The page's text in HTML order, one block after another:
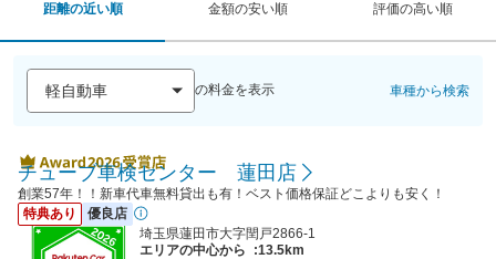
距離の近い順 金額の安い順 評価の高い順
の料金を表示 車種から検索
チューブ車検センター 蓮田店
創業57年！！新車代車無料貸出も有！ベスト価格保証どこよりも安く！
特典あり
優良店
埼玉県蓮田市大字閏戸2866-1
エリアの中心から
:13.5km